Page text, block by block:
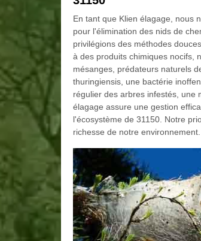
En tant que Klien élagage, nous
pour l'élimination des nids de
privilégions des méthodes
à des produits chimiques nocifs,
mésanges, prédateurs naturels
thuringiensis, une bactérie
régulier des arbres infestés, une
élagage assure une gestion
l'écosystème de 31150. Notre
richesse de notre environnement.